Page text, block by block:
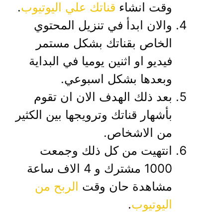
وقت انشاء قناتك علي اليوتيوب.
والان ابدأ في تنزيل المحتوي
الخاص بقناتك بشكل مستمر
فيديو او اثنين يوميا في البداية
وبعدها بشكل اسبوعي.
بعد ذلك الهدف الان ان تقوم
بأشهار قناتك وترويجها بين الكثير
من الاشخاص.
انتهيت من كل ذلك وجمعت
1000 مشترك و 4 الاف ساعة
مشاهدة حان وقت الربح من
اليوتيوب.